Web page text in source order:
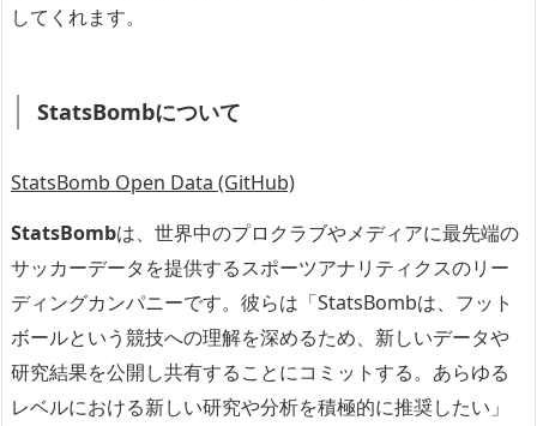
してくれます。
StatsBombについて
StatsBomb Open Data (GitHub)
StatsBombは、世界中のプロクラブやメディアに最先端の
サッカーデータを提供するスポーツアナリティクスのリー
ディングカンパニーです。彼らは「StatsBombは、フット
ボールという競技への理解を深めるため、新しいデータや
研究結果を公開し共有することにコミットする。あらゆる
レベルにおける新しい研究や分析を積極的に推奨したい」